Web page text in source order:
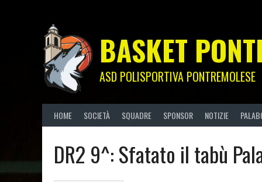
BASKET
ASD POLISPORTIVA PONTREMOLESE
HOME SOCIETÀ SQUADRE SPONSOR NOTIZIE
DR2 9^: Sfatato il tabù